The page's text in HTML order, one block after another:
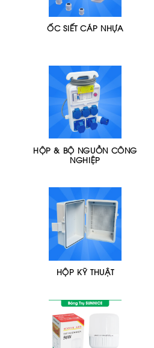
ỐC SIẾT CÁP NHỰA
HỘP & BỘ NGUỒN CÔNG
NGHIỆP
HỘP KỸ THUẬT